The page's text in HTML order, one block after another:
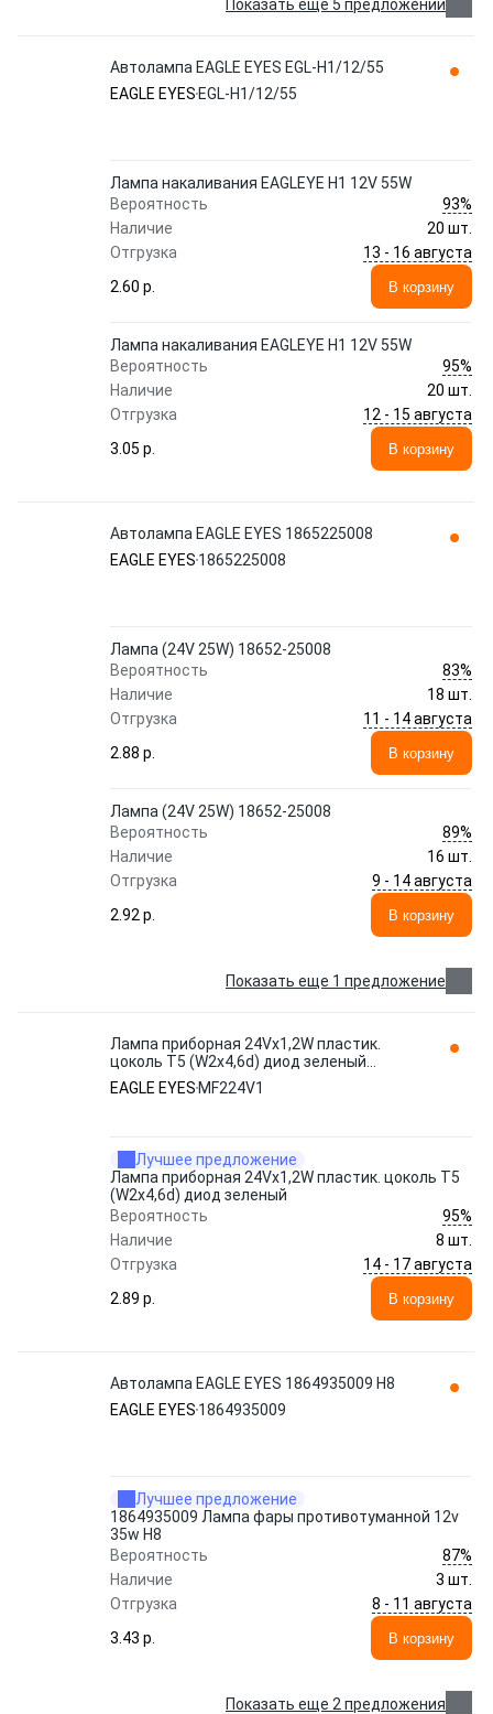
Показать еще 5 предложений
Автолампа EAGLE EYES EGL-H1/12/55
EAGLE EYES EGL-H1/12/55
Лампа накаливания EAGLEYE H1 12V 55W
Вероятность
93%
Наличие
20 шт.
Отгрузка
13 - 16 августа
2.60 p.
В корзину
Лампа накаливания EAGLEYE H1 12V 55W
Вероятность
95%
Наличие
20 шт.
Отгрузка
12 - 15 августа
3.05 p.
В корзину
Автолампа EAGLE EYES 1865225008
EAGLE EYES 1865225008
Лампа (24V 25W) 18652-25008
Вероятность
83%
Наличие
18 шт.
Отгрузка
11 - 14 августа
2.88 p.
В корзину
Лампа (24V 25W) 18652-25008
Вероятность
89%
Наличие
16 шт.
Отгрузка
9 - 14 августа
2.92 p.
В корзину
Показать еще 1 предложение
Лампа приборная 24Vх1,2W пластик.
цоколь Т5 (W2x4,6d) диод зеленый
MF224V1 EAGLE EYES
EAGLE EYES MF224V1
Лучшее предложение
Лампа приборная 24Vх1,2W пластик. цоколь Т5
(W2x4,6d) диод зеленый
Вероятность
95%
Наличие
8 шт.
Отгрузка
14 - 17 августа
2.89 p.
В корзину
Автолампа EAGLE EYES 1864935009 H8
EAGLE EYES 1864935009
Лучшее предложение
1864935009 Лампа фары противотуманной 12v
35w H8
Вероятность
87%
Наличие
3 шт.
Отгрузка
8 - 11 августа
3.43 p.
В корзину
Показать еще 2 предложения